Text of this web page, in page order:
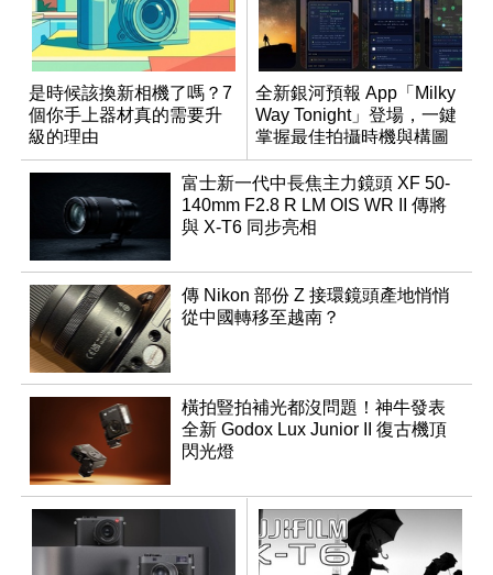
是時候該換新相機了嗎？7
個你手上器材真的需要升
級的理由
全新銀河預報 App「Milky
Way Tonight」登場，一鍵
掌握最佳拍攝時機與構圖
富士新一代中長焦主力鏡頭 XF 50-
140mm F2.8 R LM OIS WR II 傳將
與 X-T6 同步亮相
傳 Nikon 部份 Z 接環鏡頭產地悄悄
從中國轉移至越南？
橫拍豎拍補光都沒問題！神牛發表
全新 Godox Lux Junior II 復古機頂
閃光燈